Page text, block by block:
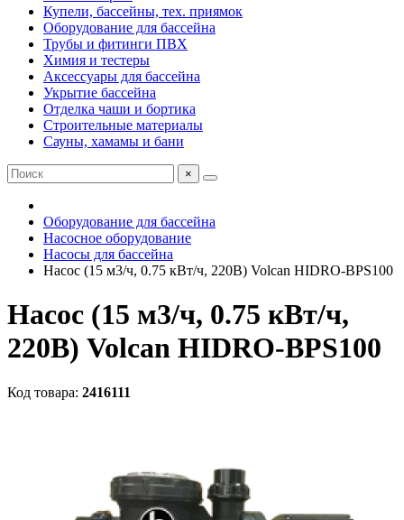
Купели, бассейны, тех. приямок
Оборудование для бассейна
Трубы и фитинги ПВХ
Химия и тестеры
Аксессуары для бассейна
Укрытие бассейна
Отделка чаши и бортика
Строительные материалы
Сауны, хамамы и бани
×
Оборудование для бассейна
Насосное оборудование
Насосы для бассейна
Насос (15 м3/ч, 0.75 кВт/ч, 220В) Volcan HIDRO-BPS100
Насос (15 м3/ч, 0.75 кВт/ч,
220В) Volcan HIDRO-BPS100
Код товара: 2416111